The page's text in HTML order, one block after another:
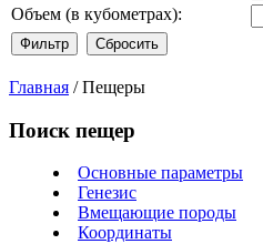
Объем (в кубометрах):
Главная / Пещеры
Поиск пещер
Основные параметры
Генезис
Вмещающие породы
Координаты